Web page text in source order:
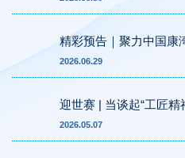
精彩预告｜聚力中国康湾 共筑银发生态—— 我校
张汝山亮相青岛国际康
2026.06.29
2026.05.07